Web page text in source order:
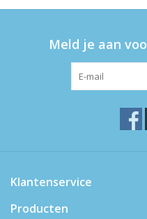
Meld je aan
Klantenservice
Producten